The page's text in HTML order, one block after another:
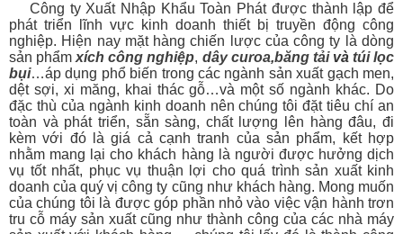
Công ty Xuất Nhập Khẩu Toàn Phát được thành lập để
phát triển lĩnh vực kinh doanh thiết bị truyền động công
nghiệp. Hiện nay mặt hàng chiến lược của công ty là dòng
sản phẩm xích công nghiệp, dây curoa,băng tảivàtúi lọc
bụi…áp dụng phổ biến trong các ngành sản xuất gạch men,
dệt sợi, xi măng, khai thác gỗ…và một số ngành khác. Do
đặc thù của ngành kinh doanh nên chúng tôi đặt tiêu chí an
toàn và phát triển, sẵn sàng, chất lượng lên hàng đâu, đi
kèm với đó là giá cả cạnh tranh của sản phẩm, kết hợp
nhằm mang lại cho khách hàng là người được hưởng dịch
vụ tốt nhất, phục vụ thuận lợi cho quá trình sản xuất kinh
doanh của quý vị công ty cũng như khách hàng. Mong muốn
của chúng tôi là được góp phần nhỏ vào việc vận hành trơn
tru cỗ máy sản xuất cũng như thành công của các nhà máy